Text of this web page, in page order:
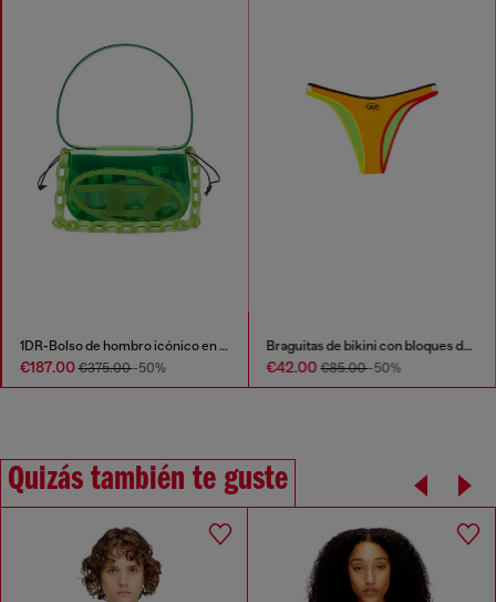
1DR-Bolso de hombro icónico en TPU transparente
€187.00€375.00-50%
Braguitas de bikini con bloques de color
€42.00€85.00-50%
Quizás también te guste